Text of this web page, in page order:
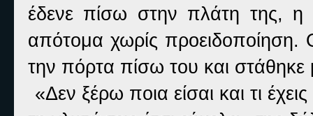
έδενε πίσω στην πλάτη της, η
απότομα χωρίς
την πόρτα πίσω του και
«Δεν ξέρω ποια είσαι και τι